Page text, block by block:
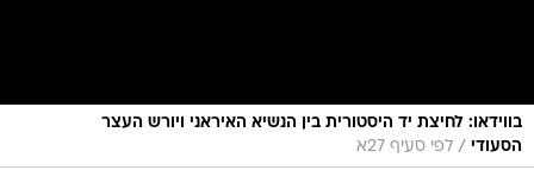
בווידאו: לחיצת יד היסטורית בין הנשיא האיראני ויורש העצר
הסעודי / לפי סעיף 27א